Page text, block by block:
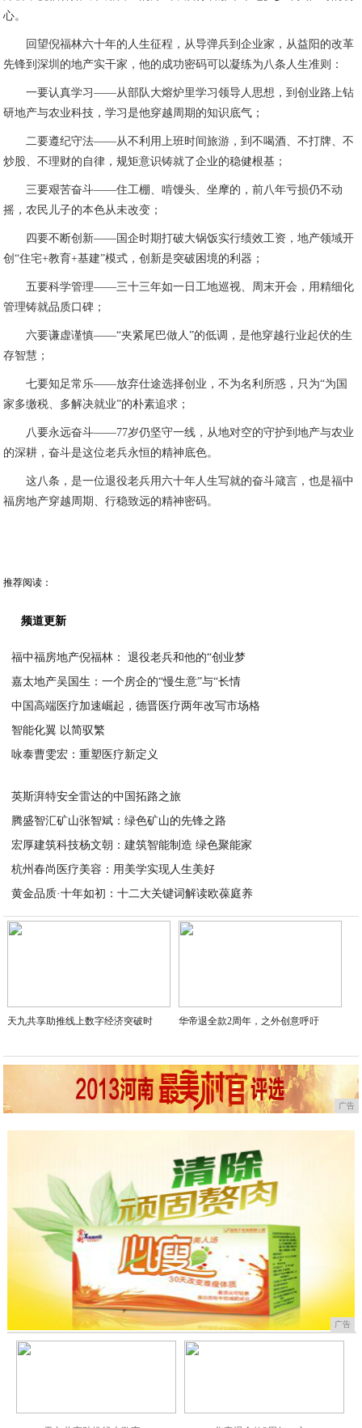
心。
回望倪福林六十年的人生征程，从导弹兵到企业家，从益阳的改革
先锋到深圳的地产实干家，他的成功密码可以凝练为八条人生准则：
一要认真学习——从部队大熔炉里学习领导人思想，到创业路上钻
研地产与农业科技，学习是他穿越周期的知识底气；
二要遵纪守法——从不利用上班时间旅游，到不喝酒、不打牌、不
炒股、不理财的自律，规矩意识铸就了企业的稳健根基；
三要艰苦奋斗——住工棚、啃馒头、坐摩的，前八年亏损仍不动
摇，农民儿子的本色从未改变；
四要不断创新——国企时期打破大锅饭实行绩效工资，地产领域开
创“住宅+教育+基建”模式，创新是突破困境的利器；
五要科学管理——三十三年如一日工地巡视、周末开会，用精细化
管理铸就品质口碑；
六要谦虚谨慎——“夹紧尾巴做人”的低调，是他穿越行业起伏的生
存智慧；
七要知足常乐——放弃仕途选择创业，不为名利所惑，只为“为国
家多缴税、多解决就业”的朴素追求；
八要永远奋斗——77岁仍坚守一线，从地对空的守护到地产与农业
的深耕，奋斗是这位老兵永恒的精神底色。
这八条，是一位退役老兵用六十年人生写就的奋斗箴言，也是福中
福房地产穿越周期、行稳致远的精神密码。
推荐阅读：
频道更新
福中福房地产倪福林： 退役老兵和他的“创业梦
嘉太地产吴国生：一个房企的“慢生意”与“长情
中国高端医疗加速崛起，德晋医疗两年改写市场格
智能化翼 以简驭繁
咏泰曹雯宏：重塑医疗新定义
英斯湃特安全雷达的中国拓路之旅
腾盛智汇矿山张智斌：绿色矿山的先锋之路
宏厚建筑科技杨文朝：建筑智能制造 绿色聚能家
杭州春尚医疗美容：用美学实现人生美好
黄金品质·十年如初：十二大关键词解读欧葆庭养
2026-03-30
天九共享助推线上数字经济突破时 华帝退全款2周年，之外创意呼吁
广告
广告